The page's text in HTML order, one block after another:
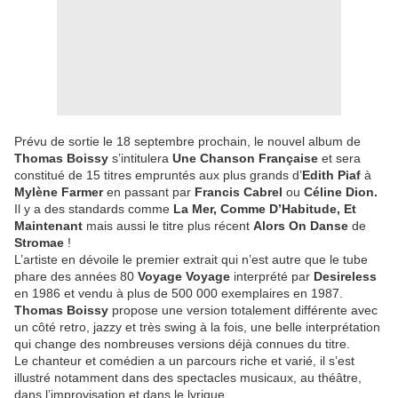
Prévu de sortie le 18 septembre prochain, le nouvel album de
Thomas Boissy s’intitulera Une Chanson Française et sera
constitué de 15 titres empruntés aux plus grands d’Edith Piaf à
Mylène Farmeren passant par Francis Cabrel ou Céline Dion.
Il y a des standards comme La Mer, Comme D’Habitude, Et
Maintenant mais aussi le titre plus récent Alors On Danse de
Stromae !
L’artiste en dévoile le premier extrait qui n’est autre que le tube
phare des années 80 Voyage Voyage interprété par Desireless
en 1986 et vendu à plus de 500 000 exemplaires en 1987.
Thomas Boissy propose une version totalement différente avec
un côté retro, jazzy et très swing à la fois, une belle interprétation
qui change des nombreuses versions déjà connues du titre.
Le chanteur et comédien a un parcours riche et varié, il s’est
illustré notamment dans des spectacles musicaux, au théâtre,
dans l’improvisation et dans le lyrique.